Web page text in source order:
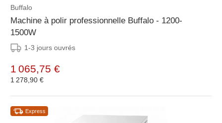
Buffalo
Machine à polir professionnelle Buffalo - 1200-
1500W
1-3 jours ouvrés
1 065,75 €
1 278,90 €
Express